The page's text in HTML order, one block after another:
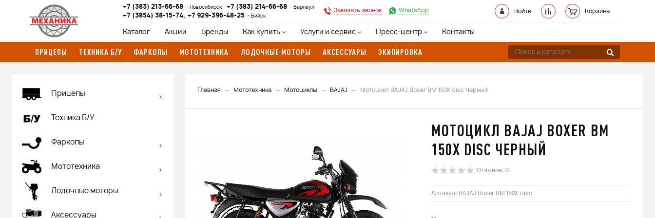
Войти Корзина
+7 (383) 213-66-68 Новосибирск +7 (383) 214-66-68 Барнаул
+7 (3854) 38-15-74, +7 929-396-48-25 Бийск
Заказать звонок WhatsApp
Каталог Акции Бренды Как купить Услуги и сервис Пресс-центр Контакты
ПРИЦЕПЫ ТЕХНИКА Б/У ФАРКОПЫ МОТОТЕХНИКА ЛОДОЧНЫЕ МОТОРЫ АКСЕССУАРЫ ЭКИПИРОВКА
Главная Мототехника Мотоциклы BAJAJ Мотоцикл BAJAJ Boxer BM 150X disc Черный
Прицепы
Техника Б/У
Фаркопы
Мототехника
Лодочные моторы
Аксессуары
МОТОЦИКЛ BAJAJ BOXER BM
150X DISC ЧЕРНЫЙ
Отзывов: 0
Артикул: BAJAJ Boxer BM 150X disc